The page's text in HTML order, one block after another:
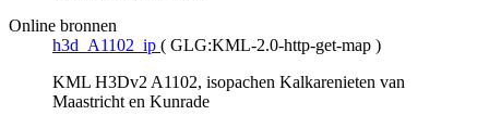
Online bronnen
h3d_A1102_ip ( GLG:KML-2.0-http-get-map )
KML H3Dv2 A1102, isopachen Kalkarenieten van
Maastricht en Kunrade